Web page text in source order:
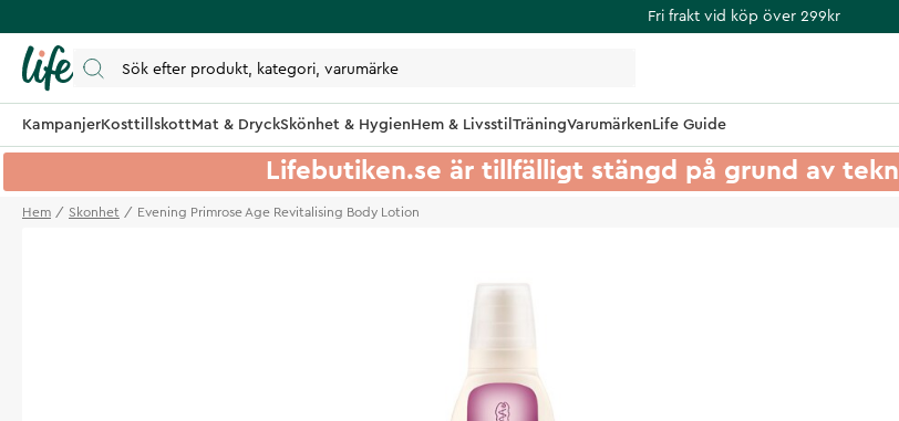
Fri frakt vid köp över 299kr
KampanjerKosttillskottMat & DryckSkönhet & HygienHem & Livsstil TräningVarumärkenLife Guide
Lifebutiken.se är tillfälligt stängd på grund av
Hem Skonhet Evening Primrose Age Revitalising Body Lotion